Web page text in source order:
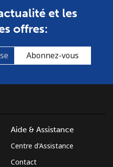
et les
offres:
Abonnez-vous
Aide & Assistance
Centre d'Assistance
Contact